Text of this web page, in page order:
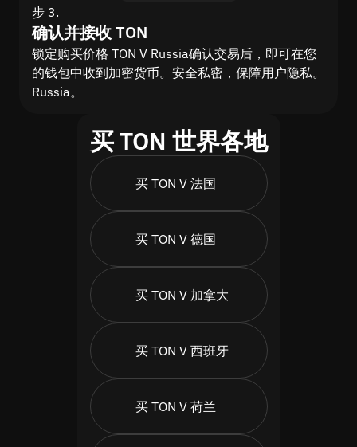
步 3.
确认并接收 TON
锁定购买价格 TON V Russia确认交易后，即可在您
的钱包中收到加密货币。安全私密，保障用户隐私。
Russia。
买 TON 世界各地
买 TON V 法国
买 TON V 德国
买 TON V 加拿大
买 TON V 西班牙
买 TON V 荷兰